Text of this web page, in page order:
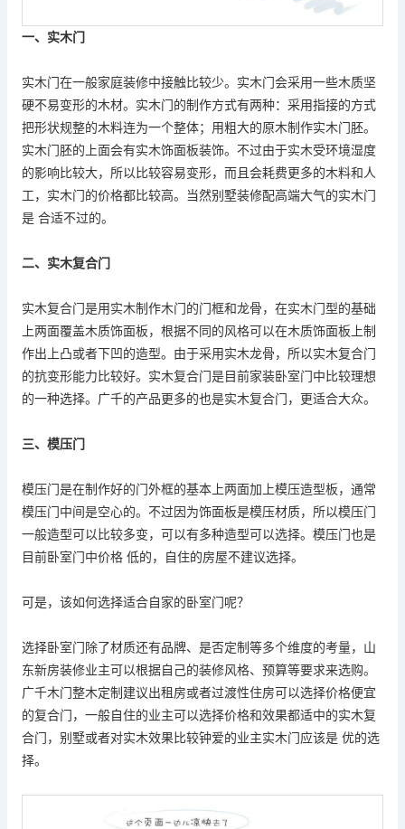
一、 实木门
实木门在一般家庭装修中接触比较少。实木门会采用一些木质坚
硬不易变形的木材。实木门的制作方式有两种：采用指接的方式
把形状规整的木料连为一个整体；用粗大的原木制作实木门胚。
实木门胚的上面会有实木饰面板装饰。不过由于实木受环境湿度
的影响比较大，所以比较容易变形，而且会耗费更多的木料和人
工，实木门的价格都比较高。当然别墅装修配高端大气的实木门
是 合适不过的。
二、 实木复合门
实木复合门是用实木制作木门的门框和龙骨，在实木门型的基础
上两面覆盖木质饰面板，根据不同的风格可以在木质饰面板上制
作出上凸或者下凹的造型。由于采用实木龙骨，所以实木复合门
的抗变形能力比较好。实木复合门是目前家装卧室门中比较理想
的一种选择。 广千的产品更多的也是实木复合门，更适合大众。
三、 模压门
模压门是在制作好的门外框的基本上两面加上模压造型板，通常
模压门中间是空心的。不过因为饰面板是模压材质，所以模压门
一般造型可以比较多变，可以有多种造型可以选择。模压门也是
目前卧室门中价格 低的，自住的房屋不建议选择。
可是，该如何选择适合自 家的 卧室门 呢？
选择卧室门除了材质还有品牌、是否定制等多个维度的考量， 山
东新房装修业主可以根据自己的装修风格、预算等要求来选购。
广千木门整木定制 建议出租房或者过渡性住房可以选择价格便宜
的复合门，一般自住的业主可以选择价格和效果都适中的实木复
合门，别墅或者对实木效果比较钟爱的业主实木门应该是 优的选
择。